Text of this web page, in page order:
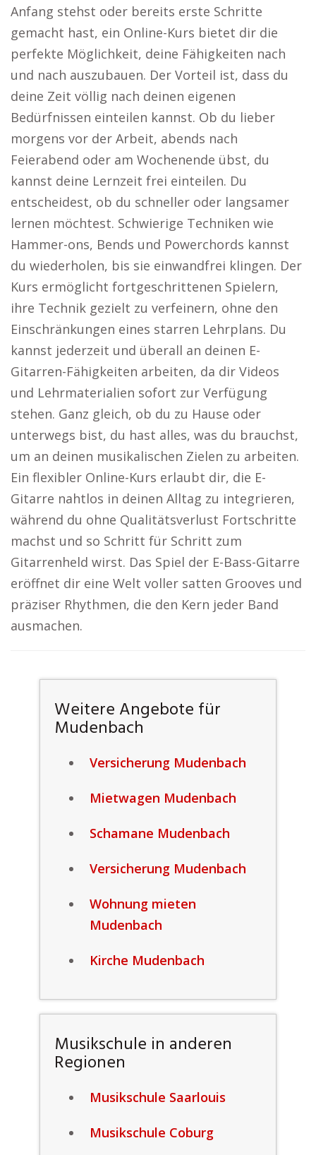
Anfang stehst oder bereits erste Schritte
gemacht hast, ein Online-Kurs bietet dir die
perfekte Möglichkeit, deine Fähigkeiten nach
und nach auszubauen. Der Vorteil ist, dass du
deine Zeit völlig nach deinen eigenen
Bedürfnissen einteilen kannst. Ob du lieber
morgens vor der Arbeit, abends nach
Feierabend oder am Wochenende übst, du
kannst deine Lernzeit frei einteilen. Du
entscheidest, ob du schneller oder langsamer
lernen möchtest. Schwierige Techniken wie
Hammer-ons, Bends und Powerchords kannst
du wiederholen, bis sie einwandfrei klingen. Der
Kurs ermöglicht fortgeschrittenen Spielern,
ihre Technik gezielt zu verfeinern, ohne den
Einschränkungen eines starren Lehrplans. Du
kannst jederzeit und überall an deinen E-
Gitarren-Fähigkeiten arbeiten, da dir Videos
und Lehrmaterialien sofort zur Verfügung
stehen. Ganz gleich, ob du zu Hause oder
unterwegs bist, du hast alles, was du brauchst,
um an deinen musikalischen Zielen zu arbeiten.
Ein flexibler Online-Kurs erlaubt dir, die E-
Gitarre nahtlos in deinen Alltag zu integrieren,
während du ohne Qualitätsverlust Fortschritte
machst und so Schritt für Schritt zum
Gitarrenheld wirst. Das Spiel der E-Bass-Gitarre
eröffnet dir eine Welt voller satten Grooves und
präziser Rhythmen, die den Kern jeder Band
ausmachen.
Weitere Angebote für
Mudenbach
Versicherung Mudenbach
Mietwagen Mudenbach
Schamane Mudenbach
Versicherung Mudenbach
Wohnung mieten
Mudenbach
Kirche Mudenbach
Musikschule in anderen
Regionen
Musikschule Saarlouis
Musikschule Coburg